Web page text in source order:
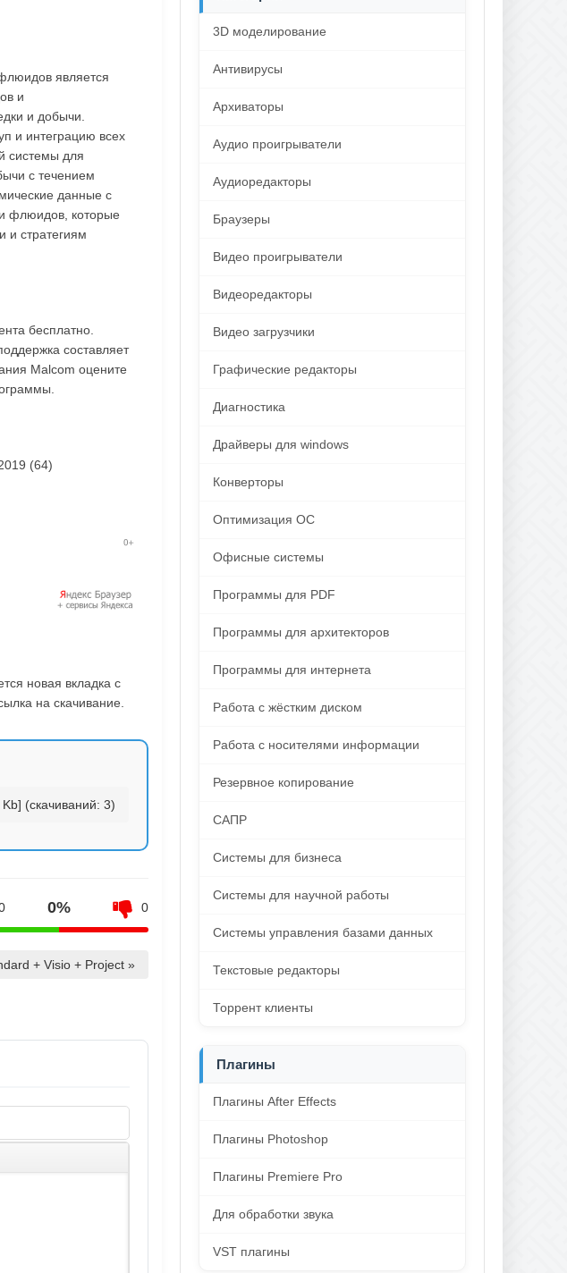
является
и
и добычи.
и интеграцию всех
системы для
с течением
данные с
флюидов, которые
и стратегиям
бесплатно.
составляет
Malcom оцените
(64)
новая вкладка с
на скачивание.
(cкачиваний: 3)
0% 0
+ Visio + Project »
3D моделирование
Антивирусы
Архиваторы
Аудио проигрыватели
Аудиоредакторы
Браузеры
Видео проигрыватели
Видеоредакторы
Видео загрузчики
Графические редакторы
Диагностика
Драйверы для windows
Конверторы
Оптимизация ОС
Офисные системы
Программы для PDF
Программы для архитекторов
Программы для интернета
Работа с жёстким диском
Работа с носителями информации
Резервное копирование
САПР
Системы для бизнеса
Системы для научной работы
Системы управления базами данных
Текстовые редакторы
Торрент клиенты
Плагины
Плагины After Effects
Плагины Photoshop
Плагины Premiere Pro
Для обработки звука
VST плагины